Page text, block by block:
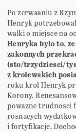
Po zerwaaniu z
Henryk
walki o miejsce na
Henryka bylo to,
zakonnych
(sto/trzydziesci/
z krolewskich
roku krol Henryk
Korony.
powazne trudnosci
rosnacych
i fortyfikacje.